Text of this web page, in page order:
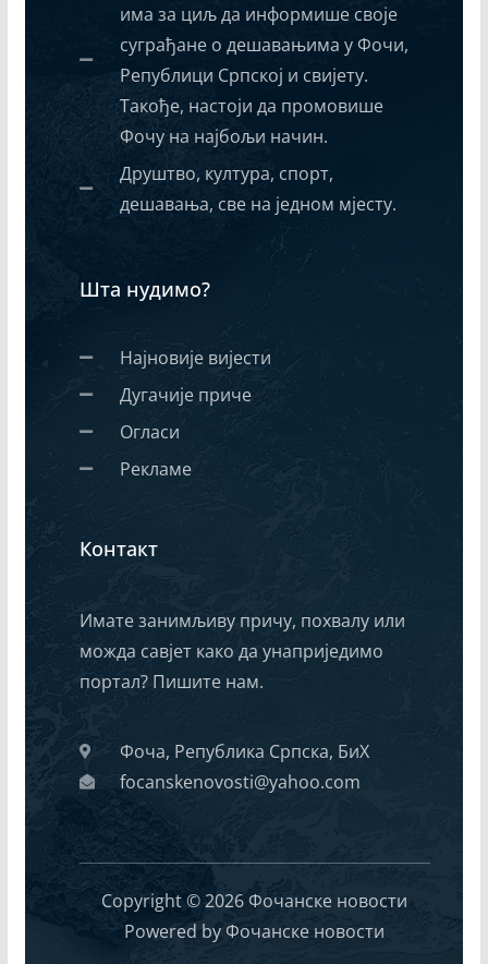
има за циљ да информише своје
суграђане о дешавањима у Фочи,
Републици Српској и свијету.
Такође, настоји да промовише
Фочу на најбољи начин.
Друштво, култура, спорт,
дешавања, све на једном мјесту.
Шта нудимо?
Најновије вијести
Дугачије приче
Огласи
Рекламе
Контакт
Имате занимљиву причу, похвалу или
можда савјет како да унаприједимо
портал? Пишите нам.
Фоча, Република Српска, БиХ
focanskenovosti@yahoo.com
Copyright © 2026 Фочанске новости
Powered by Фочанске новости